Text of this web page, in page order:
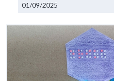
01/09/2025